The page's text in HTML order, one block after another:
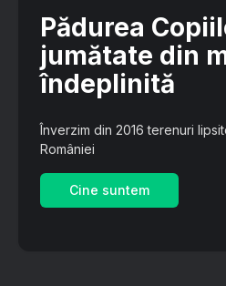
Pădurea
jumătate din
îndeplinită
Înverzim din 2016 terenuri
României
Cine suntem